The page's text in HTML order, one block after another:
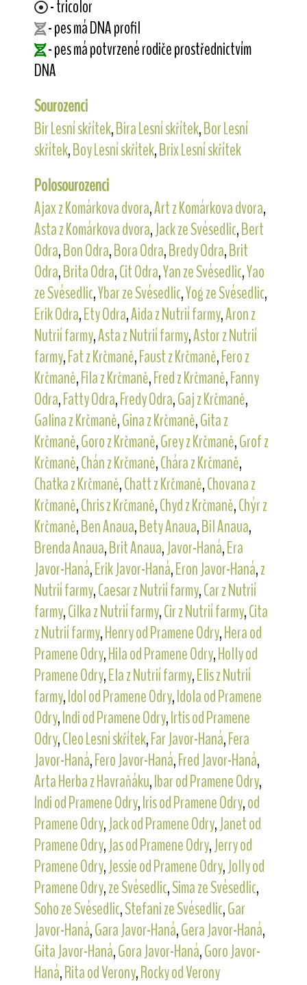
- tricolor
- pes má DNA profil
- pes má potvrzené rodiče prostřednictvím
DNA
Sourozenci
Bir Lesní skřítek,Bira Lesní skřítek,Bor Lesní
skřítek,Boy Lesní skřítek,Brix Lesní skřítek
Polosourozenci
Ajax z Komárkova dvora,Art z Komárkova dvora,
Asta z Komárkova dvora,Jack ze Svésedlic,Bert
Odra,Bon Odra,Bora Odra,Bredy Odra,Brit
Odra,Brita Odra,Cit Odra,Yan ze Svésedlic,Yao
ze Svésedlic,Ybar ze Svésedlic,Yog ze Svésedlic,
Erik Odra,Ety Odra,Aida z Nutrií farmy,Aron z
Nutrií farmy,Asta z Nutrií farmy,Astor z Nutrií
farmy,Fat z Krčmaně,Faust z Krčmaně,Fero z
Krčmaně,Fila z Krčmaně,Fred z Krčmaně,Fanny
Odra,Fatty Odra,Fredy Odra,Gaj z Krčmaně,
Galina z Krčmaně,Gina z Krčmaně,Gita z
Krčmaně,Goro z Krčmaně,Grey z Krčmaně,Grof z
Krčmaně,Chán z Krčmaně,Chára z Krčmaně,
Chatka z Krčmaně,Chatt z Krčmaně,Chovana z
Krčmaně,Chris z Krčmaně,Chyd z Krčmaně,Chýr z
Krčmaně,Ben Anaua,Bety Anaua,Bil Anaua,
Brenda Anaua,Brit Anaua,Javor-Haná,Era
Javor-Haná,Erik Javor-Haná,Eron Javor-Haná,z
Nutrií farmy,Caesar z Nutrií farmy,Car z Nutrií
farmy,Cilka z Nutrií farmy,Cir z Nutrií farmy,Cita
z Nutrií farmy,Henry od Pramene Odry,Hera od
Pramene Odry,Hila od Pramene Odry,Holly od
Pramene Odry,Ela z Nutrií farmy,Elis z Nutrií
farmy,Idol od Pramene Odry,Idola od Pramene
Odry,Indi od Pramene Odry,Irtis od Pramene
Odry,Cleo Lesní skřítek,Far Javor-Haná,Fera
Javor-Haná,Fero Javor-Haná,Fred Javor-Haná,
Arta Herba z Havraňáku,Ibar od Pramene Odry,
Indi od Pramene Odry,Iris od Pramene Odry,od
Pramene Odry,Jack od Pramene Odry,Janet od
Pramene Odry,Jas od Pramene Odry,Jerry od
Pramene Odry,Jessie od Pramene Odry,Jolly od
Pramene Odry,ze Svésedlic,Sima ze Svésedlic,
Soho ze Svésedlic,Stefani ze Svésedlic,Gar
Javor-Haná,Gara Javor-Haná,Gera Javor-Haná,
Gita Javor-Haná,Gora Javor-Haná,Goro Javor-
Haná,Rita od Verony,Rocky od Verony